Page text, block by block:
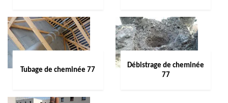
Tubage de cheminée 77
Débistrage de cheminée
77